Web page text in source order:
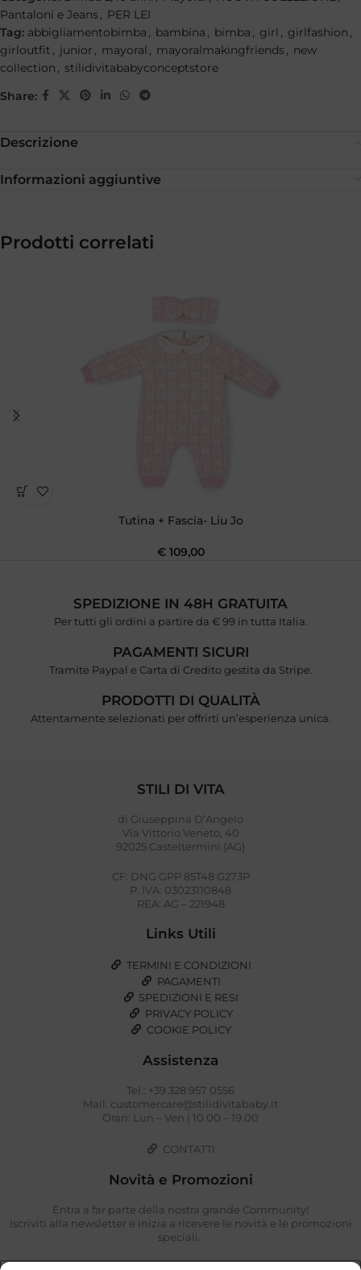
Pantaloni e Jeans , PER LEI
Tag: abbigliamentobimba , bambina , bimba , girl , girlfashion ,
girloutfit , junior , mayoral , mayoralmakingfriends , new
collection , stilidivitababyconceptstore
Share:
Descrizione
Informazioni aggiuntive
Prodotti correlati
Tutina + Fascia- Liu Jo
€109,00
SPEDIZIONE IN 48H GRATUITA
Per tutti gli ordini a partire da € 99 in tutta Italia.
PAGAMENTI SICURI
Tramite Paypal e Carta di Credito gestita da Stripe.
PRODOTTI DI QUALITÀ
Attentamente selezionati per offrirti un’esperienza unica.
STILI DI VITA
di Giuseppina D’Angelo
Via Vittorio Veneto, 40
92025 Casteltermini (AG)
CF: DNG GPP 85T48 G273P
P. IVA: 03023110848
REA: AG – 221948
Links Utili
TERMINI E CONDIZIONI
PAGAMENTI
SPEDIZIONI E RESI
PRIVACY POLICY
COOKIE POLICY
Assistenza
Tel.: +39 328 957 0556
Mail: customercare@stilidivitababy.it
Orari: Lun – Ven | 10.00 – 19.00
CONTATTI
Novità e Promozioni
Entra a far parte della nostra grande Community!
Iscriviti alla newsletter e inizia a ricevere le novità e le promozioni
speciali.